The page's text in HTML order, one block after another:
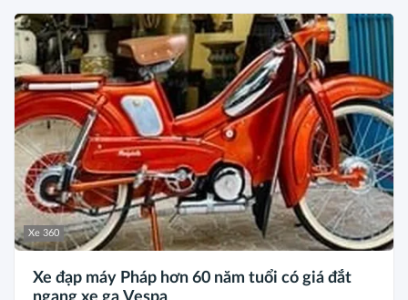
Xe 360
Xe đạp máy Pháp hơn 60 năm tuổi có giá đắt